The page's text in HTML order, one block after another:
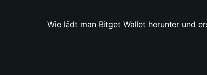
Wie lädt man Bitget Wallet herunter und